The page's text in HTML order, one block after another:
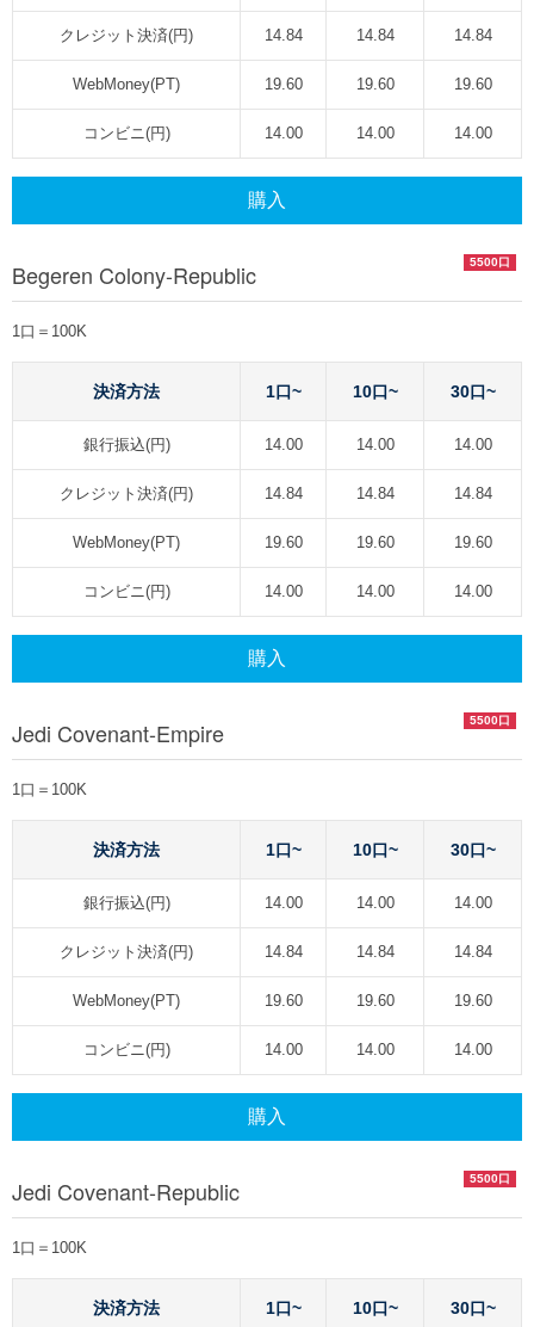
クレジット決済(円) 14.84 14.84 14.84
WebMoney(PT) 19.60 19.60 19.60
コンビニ(円) 14.00 14.00 14.00
購入
5500口
Begeren Colony-Republic
1口＝100K
決済方法 1口~ 10口~ 30口~
銀行振込(円) 14.00 14.00 14.00
クレジット決済(円) 14.84 14.84 14.84
WebMoney(PT) 19.60 19.60 19.60
コンビニ(円) 14.00 14.00 14.00
購入
5500口
Jedi Covenant-Empire
1口＝100K
決済方法 1口~ 10口~ 30口~
銀行振込(円) 14.00 14.00 14.00
クレジット決済(円) 14.84 14.84 14.84
WebMoney(PT) 19.60 19.60 19.60
コンビニ(円) 14.00 14.00 14.00
購入
5500口
Jedi Covenant-Republic
1口＝100K
決済方法 1口~ 10口~ 30口~